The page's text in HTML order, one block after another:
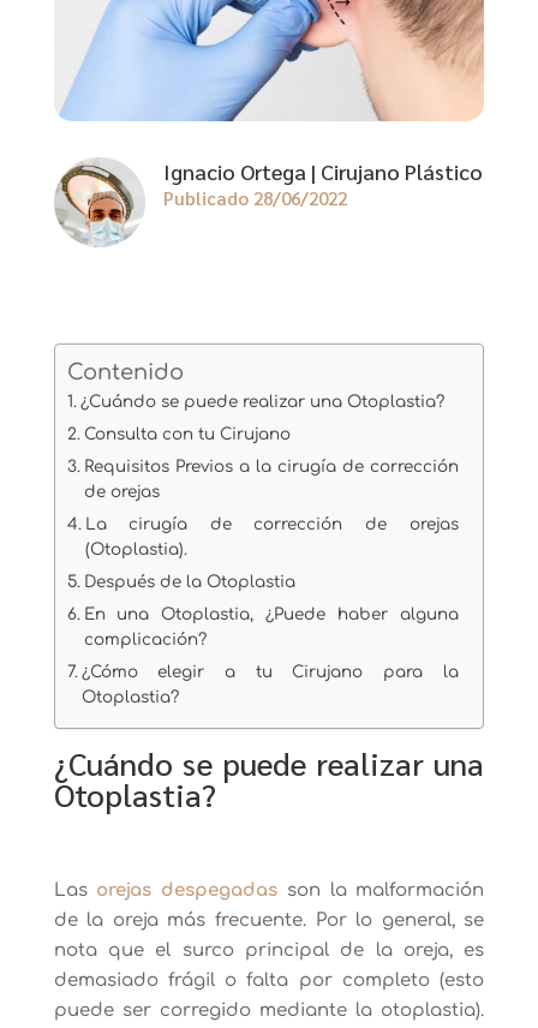
Ignacio Ortega | Cirujano Plástico
Publicado 28/06/2022
Contenido
¿Cuándo se puede realizar una Otoplastia?
Consulta con tu Cirujano
Requisitos Previos a la cirugía de corrección
de orejas
La cirugía de corrección de orejas
(Otoplastia).
Después de la Otoplastia
En una Otoplastia, ¿Puede haber alguna
complicación?
¿Cómo elegir a tu Cirujano para la
Otoplastia?
¿Cuándo se puede realizar una
Otoplastia?
Las orejas despegadas son la malformación
de la oreja más frecuente. Por lo general, se
nota que el surco principal de la oreja, es
demasiado frágil o falta por completo (esto
puede ser corregido mediante la otoplastia).